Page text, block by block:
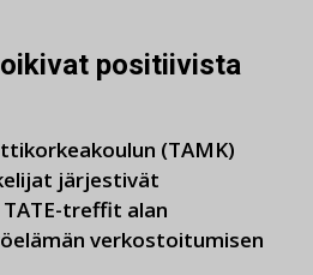
positiivista
(TAMK)
järjestivät
treffit alan
verkostoitumisen